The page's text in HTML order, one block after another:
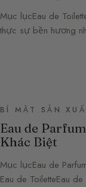
Mục lụcEau de
thực sự bền hương
BÍ MẬT SẢN
Eau de
Khác Biệt
Mục lụcEau de
Eau de ToiletteEau